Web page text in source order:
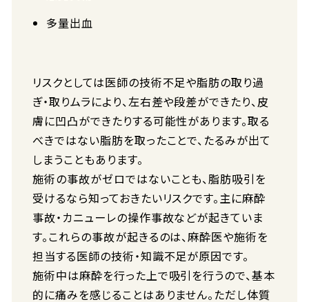
多量出血
リスクとしては医師の技術不足や脂肪の取り過
ぎ・取りムラにより、左右差や段差ができたり、皮
膚に凹凸ができたりする可能性があります。取る
べきではない脂肪を取ったことで、たるみが出て
しまうこともあります。
施術の事故がゼロではないことも、脂肪吸引を
受けるなら知っておきたいリスクです。主に麻酔
事故・カニューレの操作事故などが起きていま
す。これらの事故が起きるのは、麻酔医や施術を
担当する医師の技術・知識不足が原因です。
施術中は麻酔を行った上で吸引を行うので、基本
的に痛みを感じることはありません。ただし体質